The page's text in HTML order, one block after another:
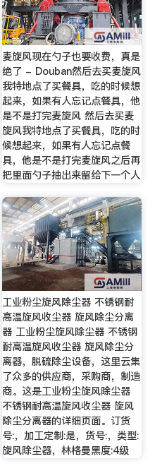
麦旋风现在勺子也要收费，真是
绝了 - Douban然后去买麦旋风
我特地点了买餐具，吃的时候想
起来，如果有人忘记点餐具，他
是不是打完麦旋风 然后去买麦
旋风我特地点了买餐具，吃的时
候想起来，如果有人忘记点餐
具，他是不是打完麦旋风之后再
把里面勺子抽出来留给下一个人
工业粉尘旋风除尘器 不锈钢耐
高温旋风收尘器 旋风除尘分离
器 工业粉尘旋风除尘器 不锈钢
耐高温旋风收尘器 旋风除尘分
离器，脱硫除尘设备，这里云集
了众多的供应商，采购商，制造
商。这是工业粉尘旋风除尘器
不锈钢耐高温旋风收尘器 旋风
除尘分离器的详细页面。订货
号:，加工定制:是，货号:，类型:
旋风除尘器，林格曼黑度:4级